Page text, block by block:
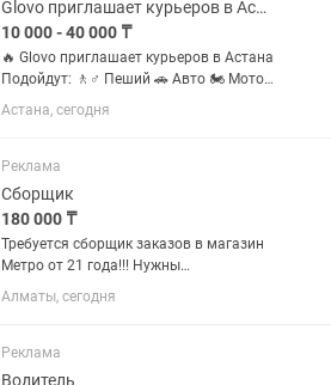
Glovo приглашает курьеров в Астана. Сумка бесплатно
10 000 - 40 000 ₸
🔥 Glovo приглашает курьеров в Астана
Подойдут: 🚶♂️ Пеший 🚗 Авто 🏍 Мото
🚴 Вело / электровело Условия работы:
• Работа через приложение без
выходить в любое удобное...
Астана, сегодня
Реклама
Сборщик
180 000 ₸
Требуется сборщик заказов в магазин
Метро от 21 года!!! Нужны
ответственные сотрудники, которые
будут собирать онлайн заказы. Заказы
Глово, Вольт и Халык...
Алматы, сегодня
Реклама
Водитель